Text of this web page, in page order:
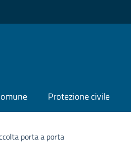
Protezione civile
porta a porta